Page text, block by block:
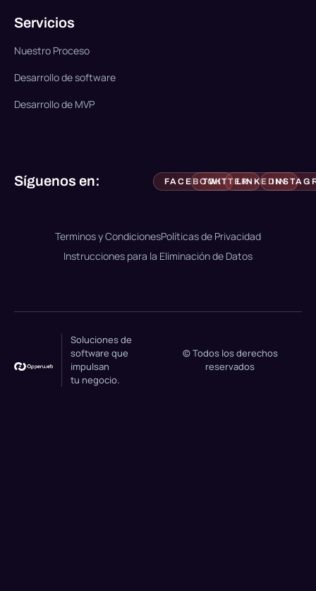
Servicios
Nuestro Proceso
Desarrollo de software
Desarrollo de MVP
Síguenos en: FACEBOOKTWITTERLINKEDIN
Terminos y CondicionesPolíticas de Privacidad
Instrucciones para la Eliminación de Datos
Soluciones de
software que
impulsan
tu negocio.
© Todos los derechos
reservados